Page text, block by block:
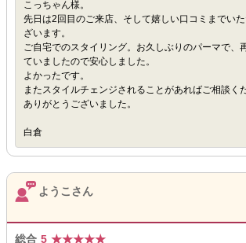
こっちゃん様。
先日は2回目のご来店、そして嬉しい口コミまでい
ざいます。
ご自宅でのスタイリング。お久しぶりのパーマで、
ていましたので安心しました。
よかったです。
またスタイルチェンジされることがあればご相談く
ありがとうございました。
白倉
ようこさん
総合 5 ★★★★★